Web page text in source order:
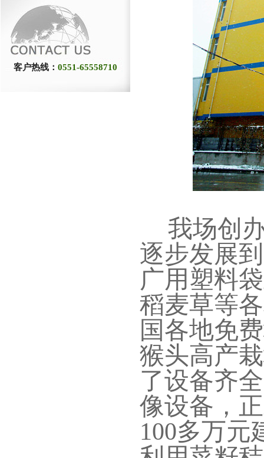
客户热线： 0551-65558710
我场创
逐步发展
广用塑料
稻麦草等
国各地免
猴头高产
了设备齐
像设备，
100多万元